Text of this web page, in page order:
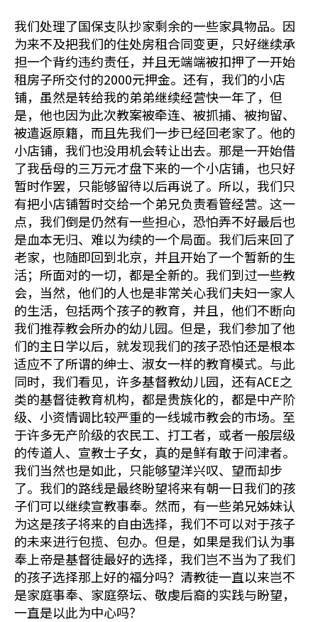
我们处理了国保支队抄家剩余的一些家具物品。因
为来不及把我们的住处房租合同变更，只好继续承
担一个背约违约责任，并且无端端被扣押了一开始
租房子所交付的2000元押金。还有，我们的小店
铺，虽然是转给我的弟弟继续经营快一年了，但
是，他也因为此次教案被牵连、被抓捕、被拘留、
被遣返原籍，而且先我们一步已经回老家了。他的
小店铺，我们也没用机会转让出去。那是一开始借
了我岳母的三万元才盘下来的一个小店铺，也只好
暂时作罢，只能够留待以后再说了。所以，我们只
有把小店铺暂时交给一个弟兄负责看管经营。这一
点，我们倒是仍然有一些担心，恐怕弄不好最后也
是血本无归、难以为续的一个局面。我们后来回了
老家，也随即回到北京，并且开始了一个暂新的生
活；所面对的一切，都是全新的。我们到过一些教
会，当然，他们的人也是非常关心我们夫妇一家人
的生活，包括两个孩子的教育，并且，他们不断向
我们推荐教会所办的幼儿园。但是，我们参加了他
们的主日学以后，就发现我们的孩子恐怕还是根本
适应不了所谓的绅士、淑女一样的教育模式。与此
同时，我们看见，许多基督教幼儿园，还有ACE之
类的基督徒教育机构，都是贵族化的，都是中产阶
级、小资情调比较严重的一线城市教会的市场。至
于许多无产阶级的农民工、打工者，或者一般层级
的传道人、宣教士子女，真的是鲜有敢于问津者。
我们当然也是如此，只能够望洋兴叹、望而却步
了。我们的路线是最终盼望将来有朝一日我们的孩
子们可以继续宣教事奉。然而，有一些弟兄姊妹认
为这是孩子将来的自由选择，我们不可以对于孩子
的未来进行包揽、包办。但是，如果是我们认为事
奉上帝是基督徒最好的选择，我们岂不当为了我们
的孩子选择那上好的福分吗？清教徒一直以来岂不
是家庭事奉、家庭祭坛、敬虔后裔的实践与盼望，
一直是以此为中心吗？